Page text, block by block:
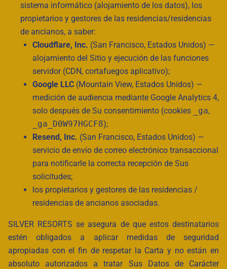
sistema informático (alojamiento de los datos), los
propietarios y gestores de las residencias/residencias
de ancianos, a saber:
Cloudflare, Inc. (San Francisco, Estados Unidos) —
alojamiento del Sitio y ejecución de las funciones
servidor (CDN, cortafuegos aplicativo);
Google LLC (Mountain View, Estados Unidos) —
medición de audiencia mediante Google Analytics 4,
solo después de Su consentimiento (cookies
_ga,
_ga_D0W97HGCF8);
Resend, Inc. (San Francisco, Estados Unidos) —
servicio de envío de correo electrónico transaccional
para notificarle la correcta recepción de Sus
solicitudes;
los propietarios y gestores de las residencias /
residencias de ancianos asociadas.
SILVER RESORTS se asegura de que estos destinatarios
estén obligados a aplicar medidas de seguridad
apropiadas con el fin de respetar la Carta y no están en
absoluto autorizados a tratar Sus Datos de Carácter